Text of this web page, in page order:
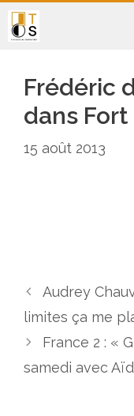
Aller
au
Frédéric
dans
15 août 2013
Audrey
limites ça me
France 2 : «
samedi avec